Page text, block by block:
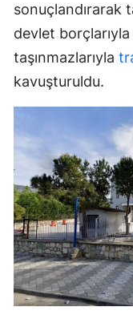
sonuçlandırarak
devlet
taşınmazlarıyla
kavuşturuldu.